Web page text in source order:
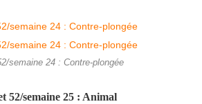
semaine 24 : Contre-plongée
52/semaine 25 : Animal